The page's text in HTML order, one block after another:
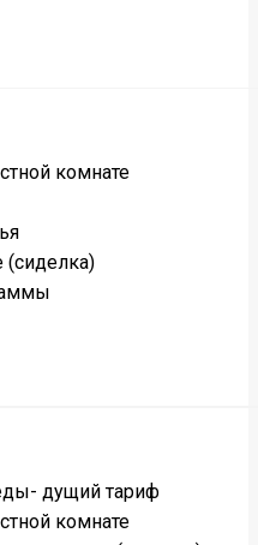
комнате
дущий тариф
комнате